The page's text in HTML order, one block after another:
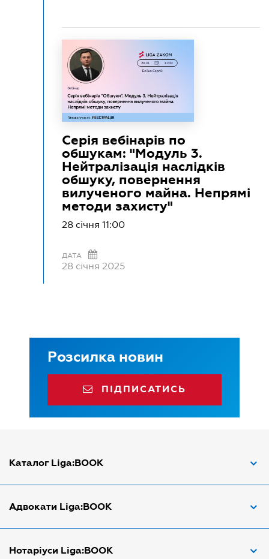
Серія вебінарів по
обшукам: "Модуль 3.
Нейтралізація наслідків
обшуку, повернення
вилученого майна. Непрямі
методи захисту"
28 січня 11:00
ДАТА
28 січня 2025
Розсилка новин
ПІДПИСАТИСЬ
Каталог Liga:BOOK
Адвокат по ДТП
Арбітражний керуючий
Адвокати Liga:BOOK
Адвокати Дніпра
Нотаріуси Liga:BOOK